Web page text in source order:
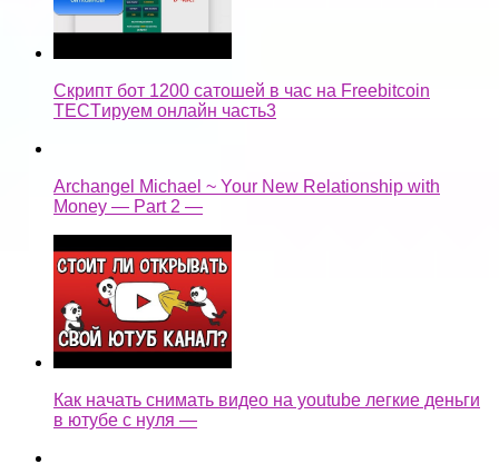
Скрипт бот 1200 сатошей в час на Freebitcoin
TECTируем онлайн часть3
Archangel Michael ~ Your New Relationship with
Money — Part 2 —
Как начать снимать видео на youtube легкие деньги
в ютубе с нуля —